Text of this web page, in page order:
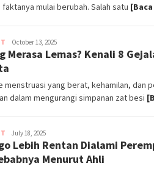
faktanya mulai berubah. Salah satu
Aulia
Trisna
October 13, 2025
Merasa Lemas? Kenali 8
menstruasi yang berat, kehamilan, dan
dalam mengurangi simpanan zat besi
Aulia
Trisna
July 18, 2025
Lebih Rentan Dialami
Menurut Ahli